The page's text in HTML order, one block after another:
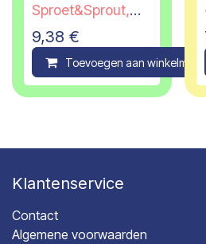
Sproet&Sprout,
3/4 jaar
9,38 €
Toevoegen aan
Klantenservice
Contact
Algemene voorwaarden